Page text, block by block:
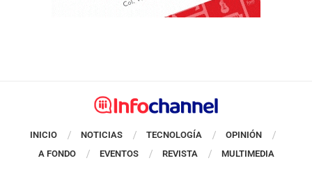
INICIO NOTICIAS TECNOLOGÍA
OPINIÓN
A FONDO
EVENTOS REVISTA MULTIMEDIA